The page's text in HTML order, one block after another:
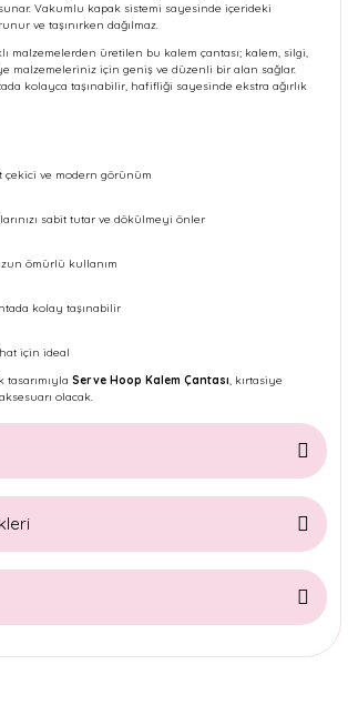
Vakumlu kapak sistemi sayesinde içerideki
ve taşınırken dağılmaz.
malzemelerden üretilen bu kalem çantası; kalem, silgi,
malzemeleriniz için geniş ve düzenli bir alan sağlar.
kolayca taşınabilir, hafifliği sayesinde ekstra ağırlık
çekici ve modern görünüm
sabit tutar ve dökülmeyi önler
ömürlü kullanım
kolay taşınabilir
için ideal
Serve Hoop Kalem Çantası, kırtasiye
olacak.
resim, ürün açıklamalarında ve diğer